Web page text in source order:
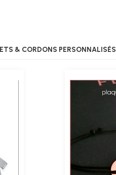
& CORDONS PERSONNALISÉS